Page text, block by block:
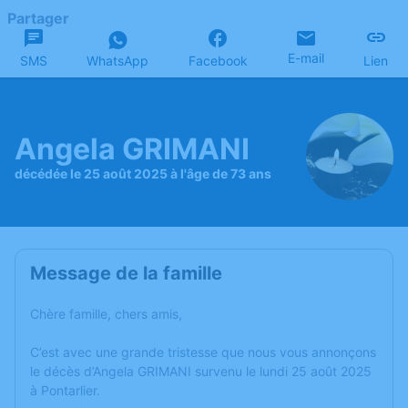
Partager
SMS WhatsApp Facebook E-mail Lien
Angela GRIMANI
décédée le 25 août 2025 à l'âge de 73 ans
Message de la famille
Chère famille, chers amis,
C’est avec une grande tristesse que nous vous annonçons
le décès d’Angela GRIMANI survenu le lundi 25 août 2025
à Pontarlier.